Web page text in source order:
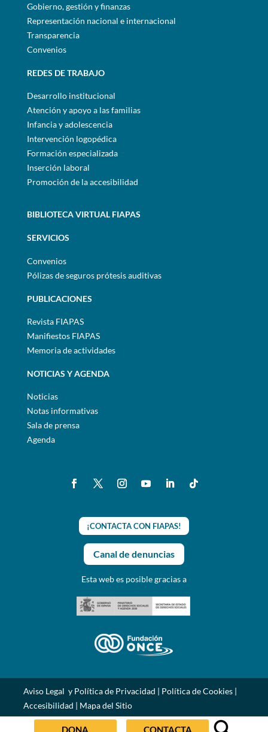
Gobierno, gestión y finanzas
Representación nacional e internacional
Transparencia
Convenios
REDES DE TRABAJO
Desarrollo institucional
Atención y apoyo a las familias
Infancia y adolescencia
Intervención logopédica
Formación especializada
Inserción laboral
Promoción de la accesibilidad
BIBLIOTECA VIRTUAL FIAPAS
SERVICIOS
Convenios
Pólizas de seguros prótesis auditivas
PUBLICACIONES
Revista FIAPAS
Manifiestos FIAPAS
Memoria de actividades
NOTICIAS Y AGENDA
Noticias
Notas informativas
Sala de prensa
Agenda
¡CONTACTA CON FIAPAS!
Canal de denuncias
Esta web es posible gracias a
Aviso Legal y Política de Privacidad | Política de Cookies|
Accesibilidad | Mapa del Sitio
DONA CONTACTA